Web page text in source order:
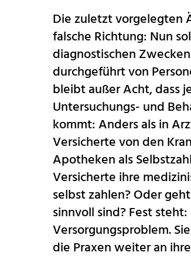
Die zuletzt vorgelegten
falsche Richtung: Nun
diagnostischen
durchgeführt von
bleibt außer Acht, dass
Untersuchungs- und
kommt: Anders als in
Versicherte von den
Apotheken als
Versicherte ihre
selbst zahlen? Oder
sinnvoll sind? Fest
Versorgungsproblem.
die Praxen weiter an